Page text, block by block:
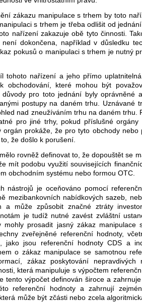
zákazu manipulace s trhem by toto
s trhem je třeba odlišit od
nařízení zakazuje obě tyto činnosti.
není dokončena, například v důsledku
pokusů o manipulaci s trhem je nutný
tohoto nařízení a jeho přímo
obchodování, které mohou být
pro toto jednání byly
postupy na daném trhu. Uznávané
nad zneužíváním trhu na daném trhu.
pro jiné trhy, pokud příslušné
orgán prokáže, že pro tyto obchody
že došlo k porušení.
rovněž definovat to, že dopouštět se
mít podobu využití souvisejících
obchodním systému nebo formou OTC.
nástrojů je oceňováno pomocí
mezibankovních nabídkových sazeb,
a může způsobit značné ztráty
je tudíž nutné zavést zvláštní
mohly prosadit jasný zákaz
zveřejněné referenční hodnoty,
jako jsou referenční hodnoty CDS a
o zákaz manipulace se samotnou
zákaz poskytování
která manipuluje s výpočtem
tento výpočet definován široce a
referenční hodnoty a zahrnují
může být zčásti nebo zcela